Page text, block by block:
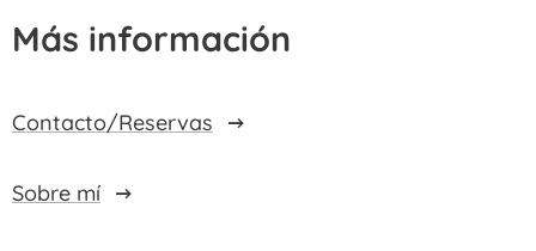
Más información
Contacto/Reservas
Sobre mí